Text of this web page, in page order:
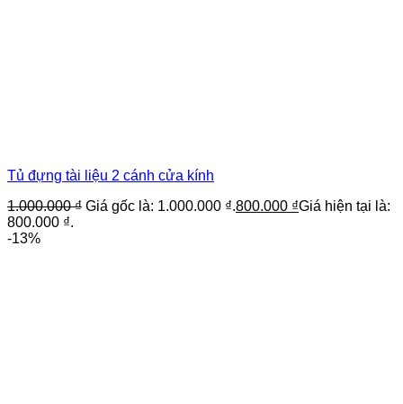
Tủ đựng tài liệu 2 cánh cửa kính
1.000.000₫ Giá gốc là: 1.000.000 ₫.800.000 ₫Giá hiện tại là:
800.000 ₫.
-13%